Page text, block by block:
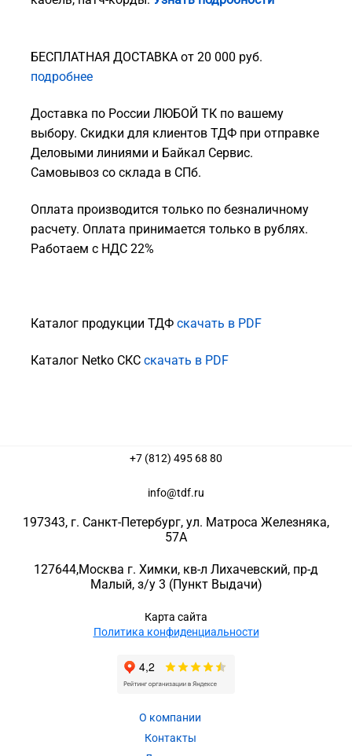
БЕСПЛАТНАЯ ДОСТАВКА от 20 000 руб.
подробнее
Доставка по России ЛЮБОЙ ТК по вашему
выбору. Скидки для клиентов ТДФ при отправке
Деловыми линиями и Байкал Сервис.
Самовывоз со склада в СПб.
Оплата производится только по безналичному
расчету. Оплата принимается только в рублях.
Работаем с НДС 22%
Каталог продукции ТДФ скачать в PDF
Каталог Netko СКС скачать в PDF
+7 (812) 495 68 80
info@tdf.ru
197343, г. Санкт-Петербург, ул. Матроса Железняка,
57A
127644,Москва г. Химки, кв-л Лихачевский, пр-д
Малый, з/у 3 (Пункт Выдачи)
Карта сайта
Политика конфиденциальности
О компании
Контакты